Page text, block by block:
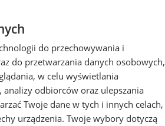
do przechowywania i
do przetwarzania danych osobowych,
w celu wyświetlania
odbiorców oraz ulepszania
Twoje dane w tych i innych celach,
urządzenia. Twoje wybory dotyczą